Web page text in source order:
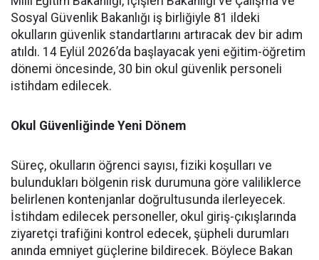
Sosyal Güvenlik Bakanlığı iş birliğiyle 81 ildeki
okulların güvenlik standartlarını artıracak dev bir adım
atıldı. 14 Eylül 2026’da başlayacak yeni eğitim-öğretim
dönemi öncesinde, 30 bin okul güvenlik personeli
istihdam edilecek.
Okul Güvenliğinde Yeni Dönem
Süreç, okulların öğrenci sayısı, fiziki koşulları ve
bulundukları bölgenin risk durumuna göre valiliklerce
belirlenen kontenjanlar doğrultusunda ilerleyecek.
İstihdam edilecek personeller, okul giriş-çıkışlarında
ziyaretçi trafiğini kontrol edecek, şüpheli durumları
anında emniyet güçlerine bildirecek. Böylece Bakan